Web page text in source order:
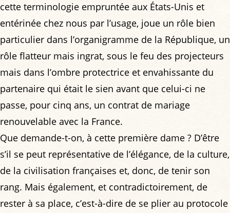
cette terminologie empruntée aux États-Unis et
entérinée chez nous par l’usage, joue un rôle bien
particulier dans l’organigramme de la République, un
rôle flatteur mais ingrat, sous le feu des projecteurs
mais dans l’ombre protectrice et envahissante du
partenaire qui était le sien avant que celui-ci ne
passe, pour cinq ans, un contrat de mariage
renouvelable avec la France.
Que demande-t-on, à cette première dame ? D’être
s’il se peut représentative de l’élégance, de la culture,
de la civilisation françaises et, donc, de tenir son
rang. Mais également, et contradictoirement, de
rester à sa place, c’est-à-dire de se plier au protocole